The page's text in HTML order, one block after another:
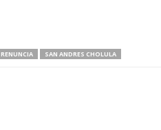
RENUNCIA SAN ANDRES CHOLULA